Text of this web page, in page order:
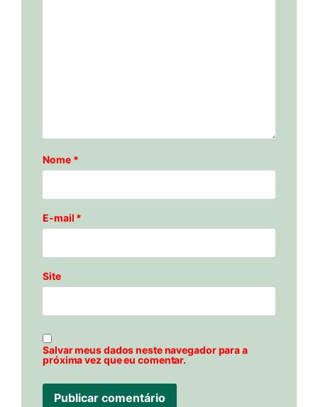
Nome *
E-mail *
Site
Salvar meus dados neste navegador para a
próxima vez que eu comentar.